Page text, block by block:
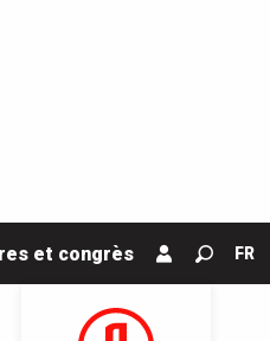
et congrès FR